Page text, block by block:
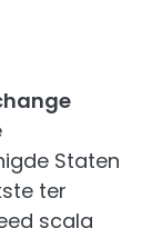
Staten
ter
scala